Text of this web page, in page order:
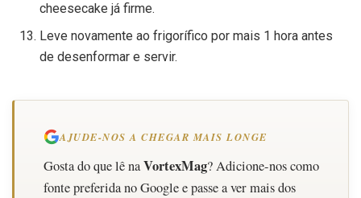
cheesecake já firme.
Leve novamente ao frigorífico por mais 1 hora antes
de desenformar e servir.
AJUDE-NOS A CHEGAR MAIS LONGE
Gosta do que lê naVortexMag? Adicione-nos como
fonte preferida no Google e passe a ver mais dos